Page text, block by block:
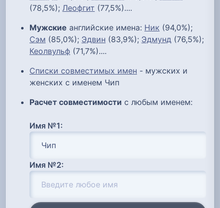
(78,5%); Леофгит (77,5%)....
Мужские английские имена: Ник (94,0%);
Сэм (85,0%); Эдвин (83,9%); Эдмунд (76,5%);
Кеолвульф (71,7%)....
Списки совместимых имен - мужских и
женских с именем Чип
Расчет совместимости с любым именем:
Имя №1:
Имя №2: